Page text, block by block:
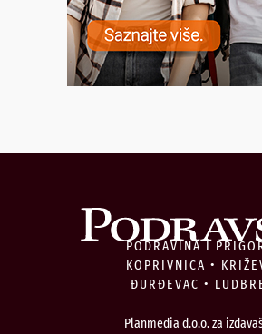
PODRAVINA I
KOPRIVNICA •
ĐURĐEVAC •
Planmedia d.o.o. za